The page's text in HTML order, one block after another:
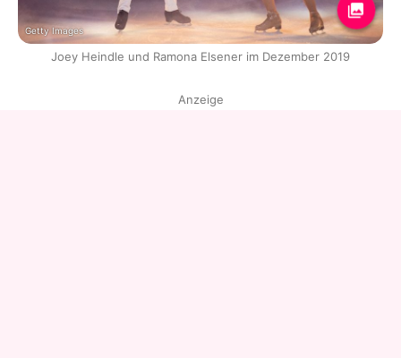
Getty Images
Joey Heindle und Ramona Elsener im Dezember 2019
Anzeige